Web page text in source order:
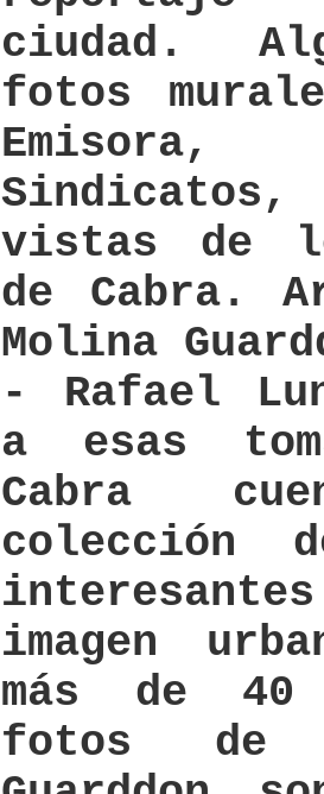
ciudad.
fotos
Emisora,
vistas de
de Cabra.
Molina
- Rafael
a esas
Cabra
colección
imagen
más de
fotos de